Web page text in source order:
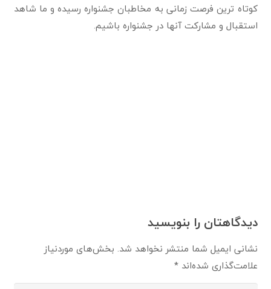
کوتاه ترین فرصت زمانی به مخاطبان جشنواره رسیده و ما شاهد
استقبال و مشارکت آنها در جشنواره باشیم.
دیدگاهتان را بنویسید
نشانی ایمیل شما منتشر نخواهد شد. بخش‌های موردنیاز
علامت‌گذاری شده‌اند*